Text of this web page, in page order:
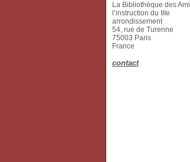
La Bibliothèque des
l’instruction du IIIe
arrondissement
54, rue de Turenne
75003 Paris
France
contact